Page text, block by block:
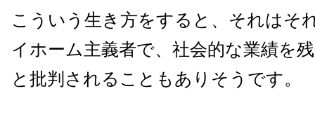
こういう生き方をすると、それはそ
イホーム主義者で、社会的な業績を
と批判されることもありそうです。